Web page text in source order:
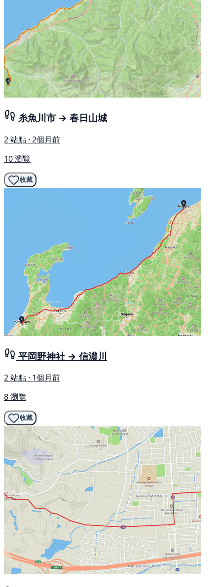
糸魚川市 → 春日山城
2 站點 · 2個月前
10 瀏覽
收藏
平岡野神社 → 信濃川
2 站點 · 1個月前
8 瀏覽
收藏